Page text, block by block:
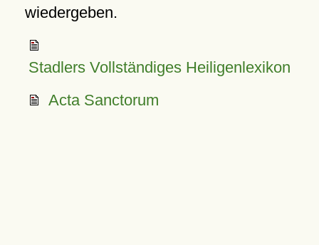
wiedergeben.
Stadlers Vollständiges Heiligenlexikon
Acta Sanctorum